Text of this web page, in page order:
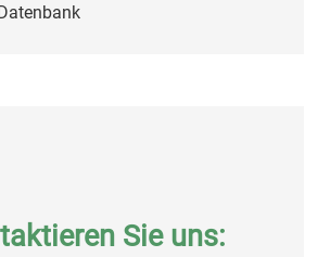
Köstner
Sie uns: